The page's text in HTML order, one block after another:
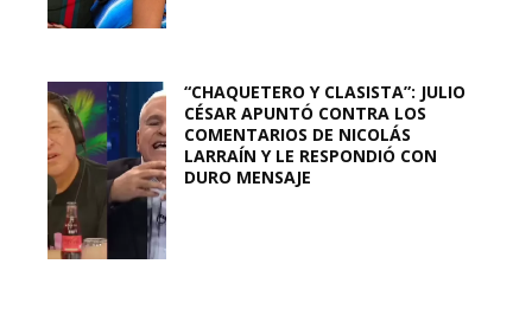
“CHAQUETERO Y CLASISTA”: JULIO
CÉSAR APUNTÓ CONTRA LOS
COMENTARIOS DE NICOLÁS
LARRAÍN Y LE RESPONDIÓ CON
DURO MENSAJE